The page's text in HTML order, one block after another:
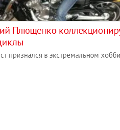
Плющенко
признался в экстремальном хобби